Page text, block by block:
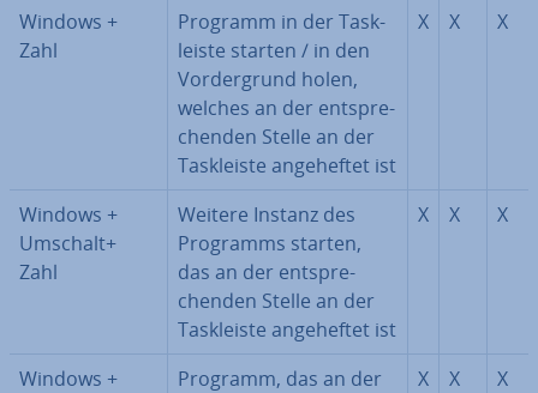
Windows +
Zahl
Programm in der Task­
leis­te starten / in den
Vor­der­grund holen,
welches an der ent­spre­
chen­den Stelle an der
Task­leis­te an­ge­hef­tet ist
X X X
Windows +
Umschalt+
Zahl
Weitere Instanz des
Programms starten,
das an der ent­spre­
chen­den Stelle an der
Task­leis­te an­ge­hef­tet ist
X X X
Windows +
Programm, das an der
X X X